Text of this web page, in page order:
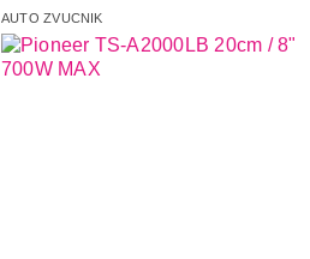
AUTO ZVUCNIK